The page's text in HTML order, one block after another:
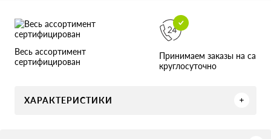
Весь ассортимент
сертифицирован
Принимаем заказы на сайте
круглосуточно
ХАРАКТЕРИСТИКИ